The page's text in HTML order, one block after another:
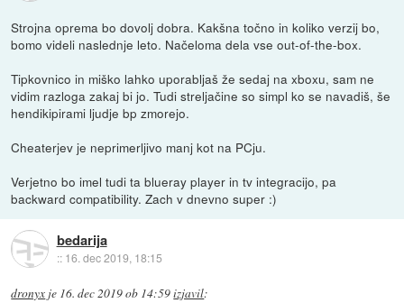
Strojna oprema bo dovolj dobra. Kakšna točno in koliko verzij bo,
bomo videli naslednje leto. Načeloma dela vse out-of-the-box.
Tipkovnico in miško lahko uporabljaš že sedaj na xboxu, sam ne
vidim razloga zakaj bi jo. Tudi streljačine so simpl ko se navadiš, še
hendikipirami ljudje bp zmorejo.
Cheaterjev je neprimerljivo manj kot na PCju.
Verjetno bo imel tudi ta blueray player in tv integracijo, pa
backward compatibility. Zach v dnevno super :)
bedarija
:: 16. dec 2019, 18:15
dronyx je 16. dec 2019 ob 14:59izjavil: